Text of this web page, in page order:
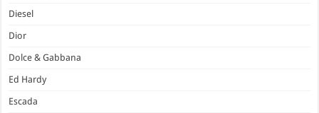
Diesel
Dior
Dolce & Gabbana
Ed Hardy
Escada